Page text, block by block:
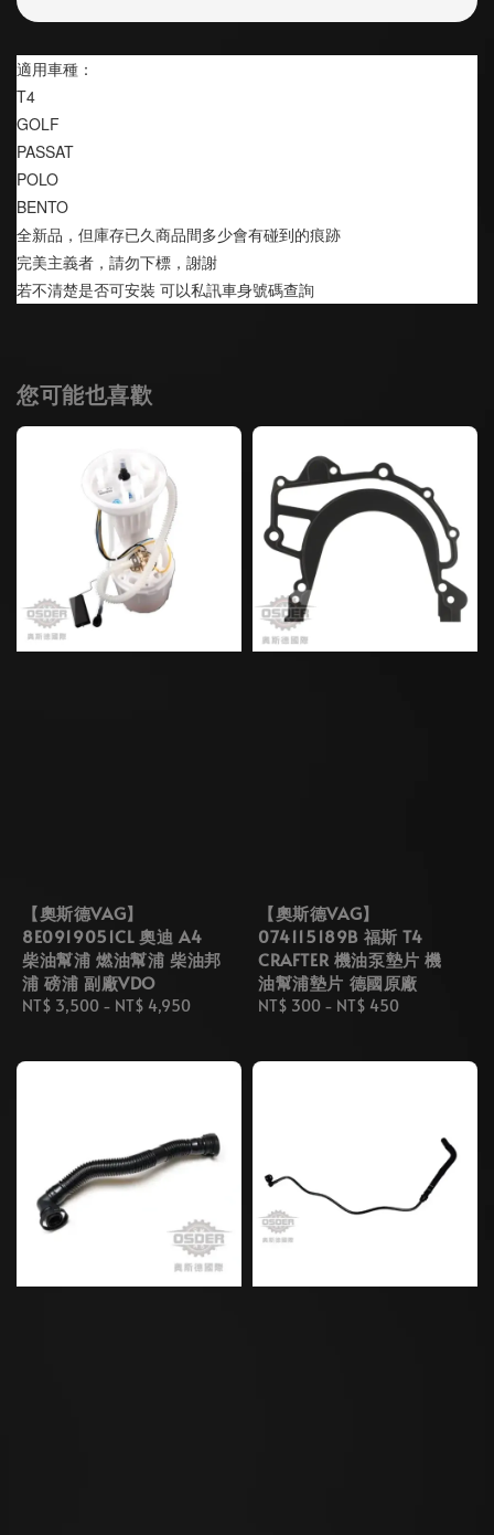
適用車種：
T4
GOLF
PASSAT
POLO
BENTO
全新品，但庫存已久商品間多少會有碰到的痕跡
完美主義者，請勿下標，謝謝
若不清楚是否可安裝 可以私訊車身號碼查詢
您可能也喜歡
【奧斯德VAG】
8E0919051CL 奧迪 A4
柴油幫浦 燃油幫浦 柴油邦
浦 磅浦 副廠VDO
Regular
NT$ 3,500 - NT$ 4,950
【奧斯德VAG】
074115189B 福斯 T4
CRAFTER 機油泵墊片 機
油幫浦墊片 德國原廠
Regular
NT$ 300 - NT$ 450